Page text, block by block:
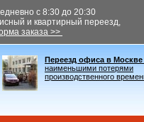
с 8:30 до 20:30
и квартирный переезд,
заказа >>
Переезд офиса в Москве
наименьшими потерями
производственного